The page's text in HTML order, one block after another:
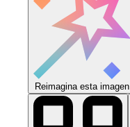
Reimagina esta imagen